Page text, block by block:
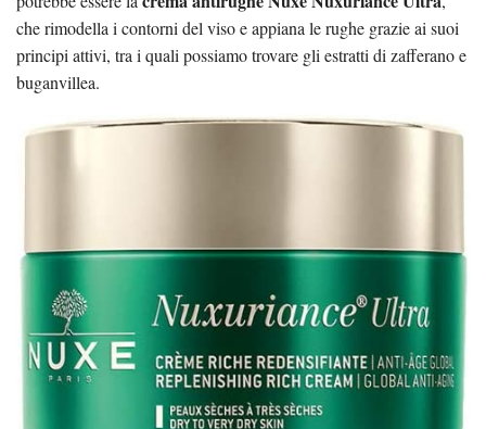
che rimodella i contorni del viso e appiana le rughe grazie ai suoi
principi attivi, tra i quali possiamo trovare gli estratti di zafferano e
buganvillea.